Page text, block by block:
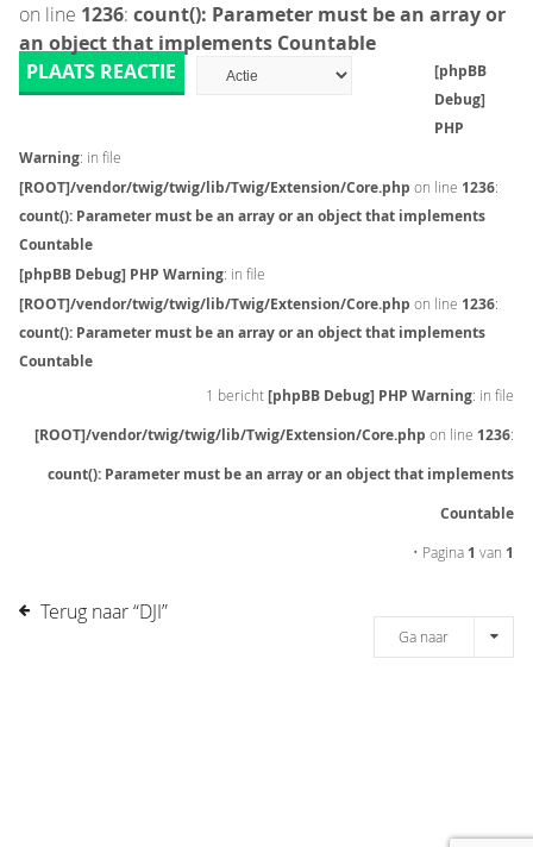
on line 1236: count(): Parameter must be an array or
an object that implements Countable
PLAATS REACTIE
[phpBB
Debug]
PHP
Warning: in file
[ROOT]/vendor/twig/twig/lib/Twig/Extension/Core.php on line 1236:
count(): Parameter must be an array or an object that implements
Countable
[phpBB Debug] PHP Warning: in file
[ROOT]/vendor/twig/twig/lib/Twig/Extension/Core.php on line 1236:
count(): Parameter must be an array or an object that implements
Countable
1 bericht[phpBB Debug] PHP Warning: in file
[ROOT]/vendor/twig/twig/lib/Twig/Extension/Core.php on line 1236:
count(): Parameter must be an array or an object that implements
Countable
• Pagina 1 van 1
Terug naar “DJI”
Ga naar